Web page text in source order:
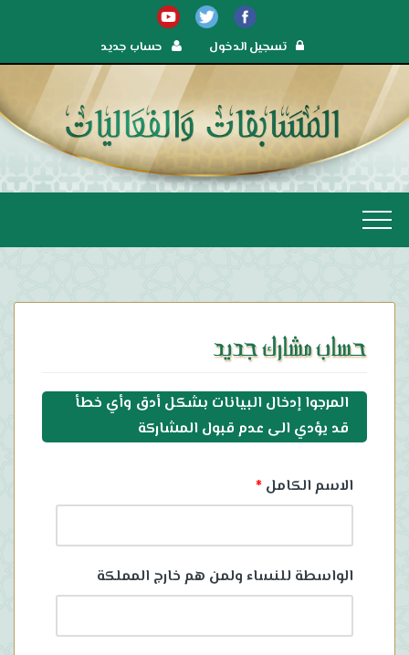
تسجيل الدخول حساب جديد
حساب مشارك جديد
المرجوا إدخال البيانات بشكل أدق وأي خطأ
قد يؤدي الى عدم قبول المشاركة
الاسم الكامل *
الواسطة للنساء ولمن هم خارج المملكة